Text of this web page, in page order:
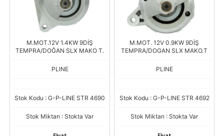
M.MOT.12V 1.4KW 9DİŞ
TEMPRA/DOĞAN SLX MAKO T.
PLINE
Stok Kodu : G-P-LINE STR 4690
Stok Miktarı : Stokta Var
M.MOT. 12V 0.9KW 9DİŞ
TEMPRA/DOGAN SLX MAKO.T
PLINE
Stok Kodu : G-P-LINE STR 4692
Stok Miktarı : Stokta Var